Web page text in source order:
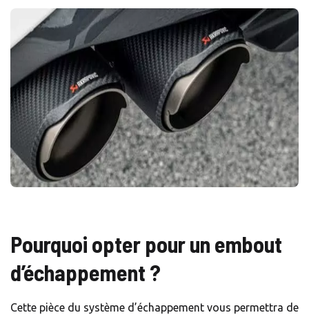
Pourquoi opter pour un embout
d’échappement ?
Cette pièce du système d’échappement vous permettra de